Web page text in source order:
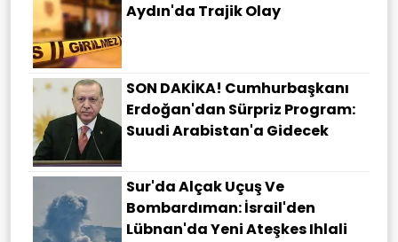
Aydın'da Trajik Olay
SON DAKİKA! Cumhurbaşkanı
Erdoğan'dan Sürpriz Program:
Suudi Arabistan'a Gidecek
Sur'da Alçak Uçuş Ve
Bombardıman: İsrail'den
Lübnan'da Yeni Ateşkes Ihlali